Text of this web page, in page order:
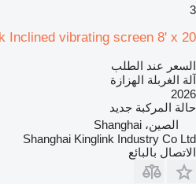
3
Inclined vibrating screen 8' x 20'
السعر عند الطلب
آلة الغربلة الهزازة
2026
حالة المركبة جديد
الصين، Shanghai
Shanghai Kinglink Industry Co Ltd
الاتصال بالبائع